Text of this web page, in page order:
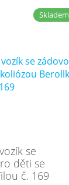
Skladem
se
děti se
č. 169